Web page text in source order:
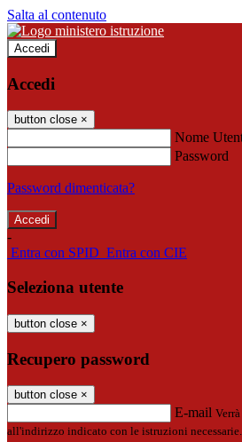
Salta al contenuto
Accedi
Accedi
button close ×
Nome
Password
Password dimenticata?
-
Entra con SPID Entra con CIE
Seleziona utente
button close ×
Recupero password
button close ×
E-mail
all'indirizzo indicato con le istruzioni necessarie.